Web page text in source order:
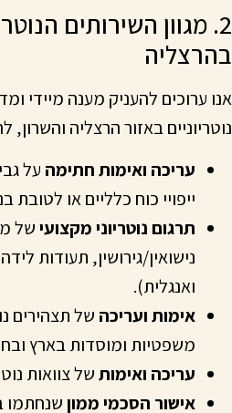
2. מגוון השירותים
בהרצליה
אנו ערוכים להעניק מענה מיידי
נוטריוניים באזור הרצליה והשרון,
עריכה ואימות חתימה על
ייפויי כוח כלליים או
תרגום נוטריוני מקצועישל
נישואין/גירושין, תעודות
ואנגלית).
אימות ועריכה של תצהירים
משפטיות ומוסדות בארץ
עריכה ואימותשל צוואות
אישור הסכמי ממוןשנחתמו